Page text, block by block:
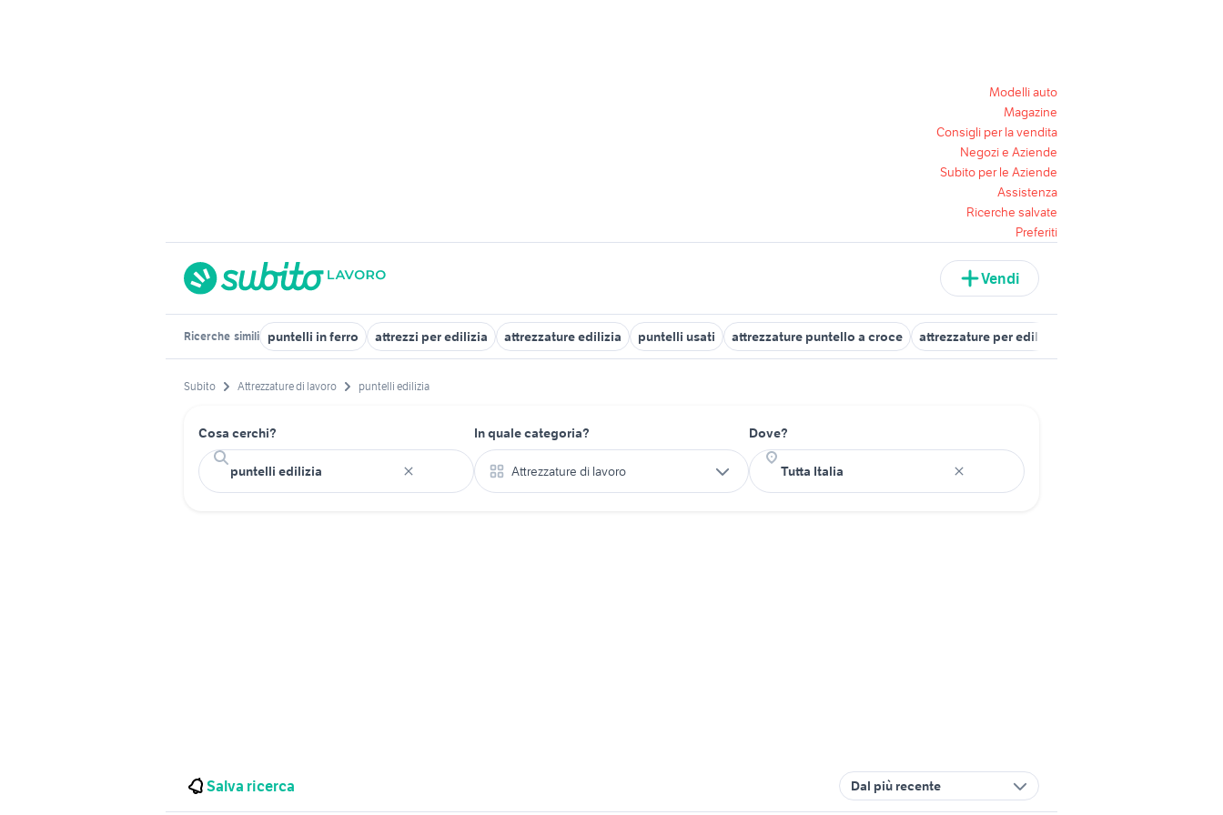
Modelli auto
Magazine
Consigli per la vendita
Negozi e Aziende
Subito per le Aziende
Assistenza
Ricerche salvate
Preferiti
Vendi
Ricerche simili puntelli in ferro attrezzi per edilizia attrezzature edilizia puntelli usati attrezzature puntello a croce attrezzature per edilizia
Subito Attrezzature di lavoro puntelli edilizia
Cosa cerchi? In quale categoria?
Attrezzature di lavoro
Dove?
Salva ricerca Dal più recente